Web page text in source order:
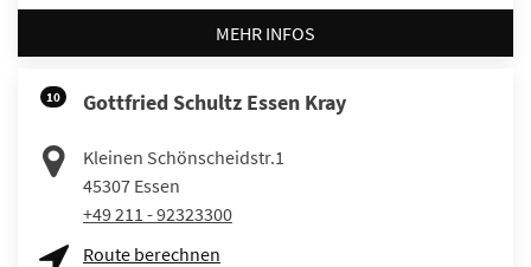
MEHR INFOS
10 Gottfried Schultz Essen Kray
Kleinen Schönscheidstr.1
45307 Essen
+49 211 - 92323300
Route berechnen